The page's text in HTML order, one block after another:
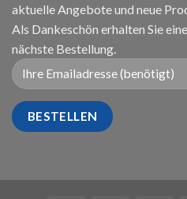
aktuelle Angebote und neue
Als Dankeschön erhalten Sie
nächste Bestellung.